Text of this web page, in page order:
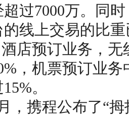
过7000万。同
的线上交易的比
店预订业务，无
，机票预订业
。
携程公布了“拇